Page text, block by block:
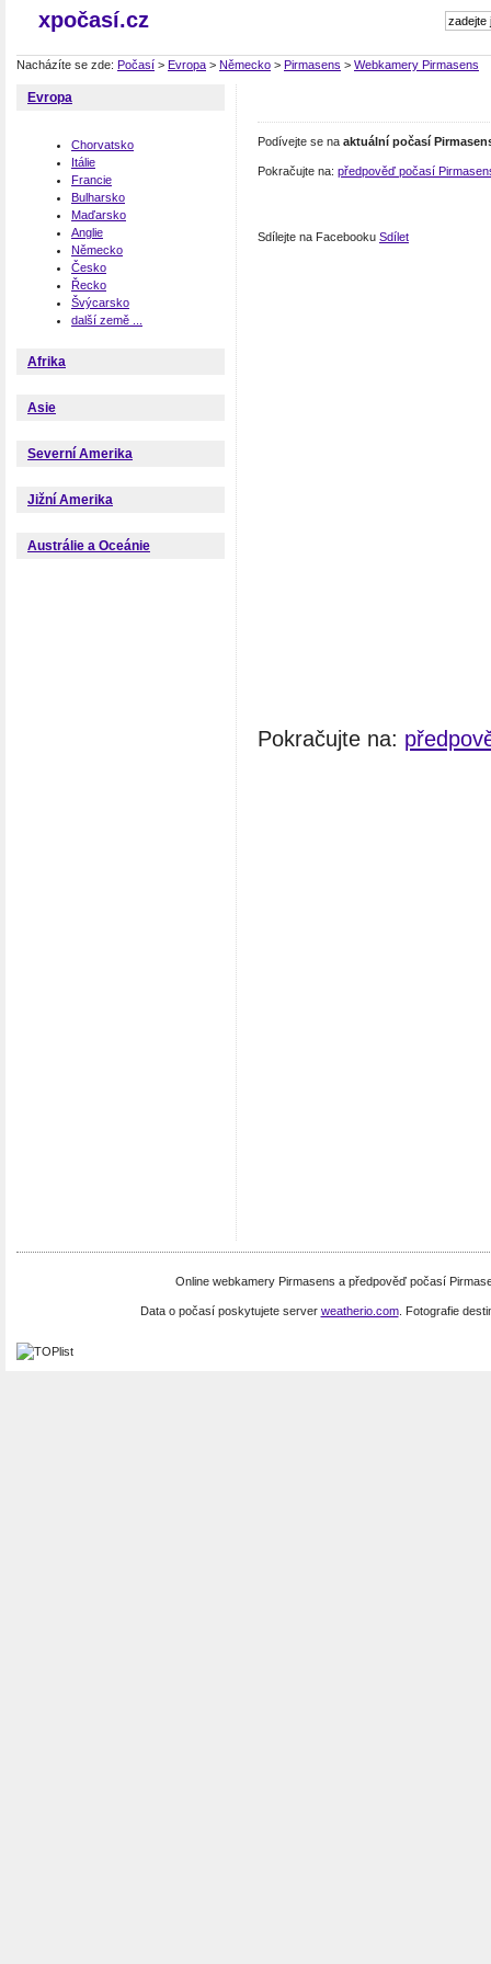
xpočasí.cz
Nacházíte se zde: Počasí > Evropa > Německo > Pirmasens > Webkamery Pirmasens
Evropa
Chorvatsko
Itálie
Francie
Bulharsko
Maďarsko
Anglie
Německo
Česko
Řecko
Švýcarsko
další země ...
Afrika
Asie
Severní Amerika
Jižní Amerika
Austrálie a Oceánie
Podívejte se na aktuální počasí
Pokračujte na: předpověď počasí
Sdílejte na Facebooku Sdílet
Pokračujte na:
Online webkamery Pirmasens a předpověď počasí
Data o počasí poskytujete server weatherio.com. Fotografie